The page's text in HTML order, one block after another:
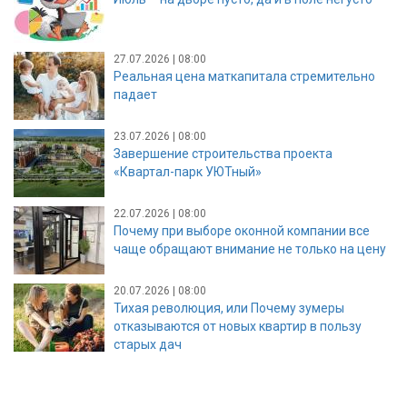
27.07.2026 | 08:00
Реальная цена маткапитала стремительно
падает
23.07.2026 | 08:00
Завершение строительства проекта
«Квартал-парк УЮТный»
22.07.2026 | 08:00
Почему при выборе оконной компании все
чаще обращают внимание не только на цену
20.07.2026 | 08:00
Тихая революция, или Почему зумеры
отказываются от новых квартир в пользу
старых дач